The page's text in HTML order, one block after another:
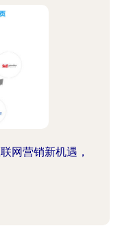
网营销新机遇，